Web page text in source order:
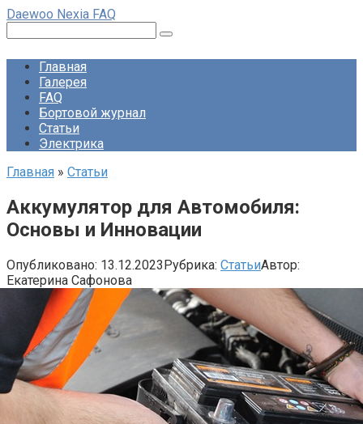
Перейти
контенту
Daewoo Nexia FAQ
Главная
Галерея
FAQ
Бортовой журнал
Статьи
Электрика
Главная » Статьи
Аккумулятор для Автомобиля:
Основы и Инновации
Опубликовано: 13.12.2023Рубрика: СтатьиАвтор:
Екатерина Сафонова